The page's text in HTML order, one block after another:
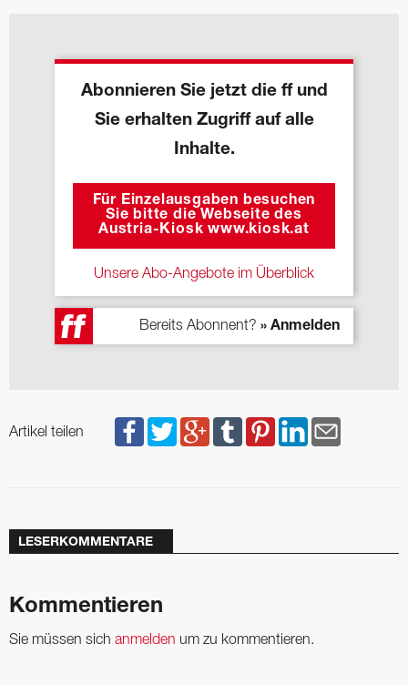
Abonnieren Sie jetzt die ff und
Sie erhalten Zugriff auf alle
Inhalte.
Für Einzelausgaben besuchen
Sie bitte die Webseite des
Austria-Kiosk www.kiosk.at
Unsere Abo-Angebote im Überblick
Bereits Abonnent? » Anmelden
Artikel teilen
LESERKOMMENTARE
Kommentieren
Sie müssen sich anmelden um zu kommentieren.